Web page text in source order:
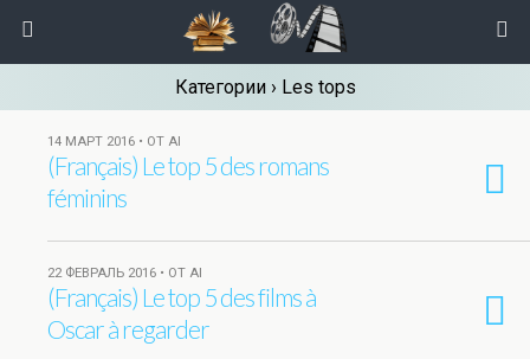
Категории › Les tops
14 МАРТ 2016 • ОТ AI
(Français) Le top 5 des romans
féminins
22 ФЕВРАЛЬ 2016 • ОТ AI
(Français) Le top 5 des films à
Oscar à regarder